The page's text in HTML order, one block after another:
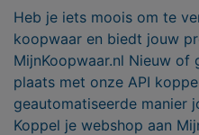
Heb je iets moois om te
koopwaar en biedt jouw
MijnKoopwaar.nl Nieuw
plaats met onze API
geautomatiseerde manier
Koppel je webshop aan